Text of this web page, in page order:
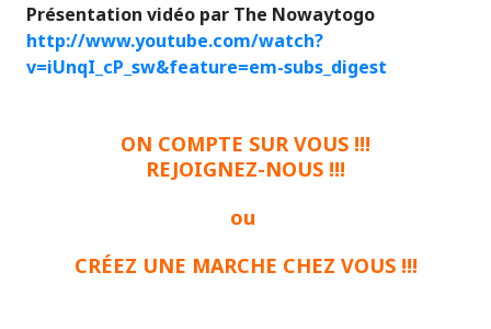
Présentation vidéo par The Nowaytogo
http://www.youtube.com/watch?
v=iUnqI_cP_sw&feature=em-subs_digest
ON COMPTE SUR VOUS !!!
REJOIGNEZ-NOUS !!!
ou
CRÉEZ UNE MARCHE CHEZ VOUS !!!